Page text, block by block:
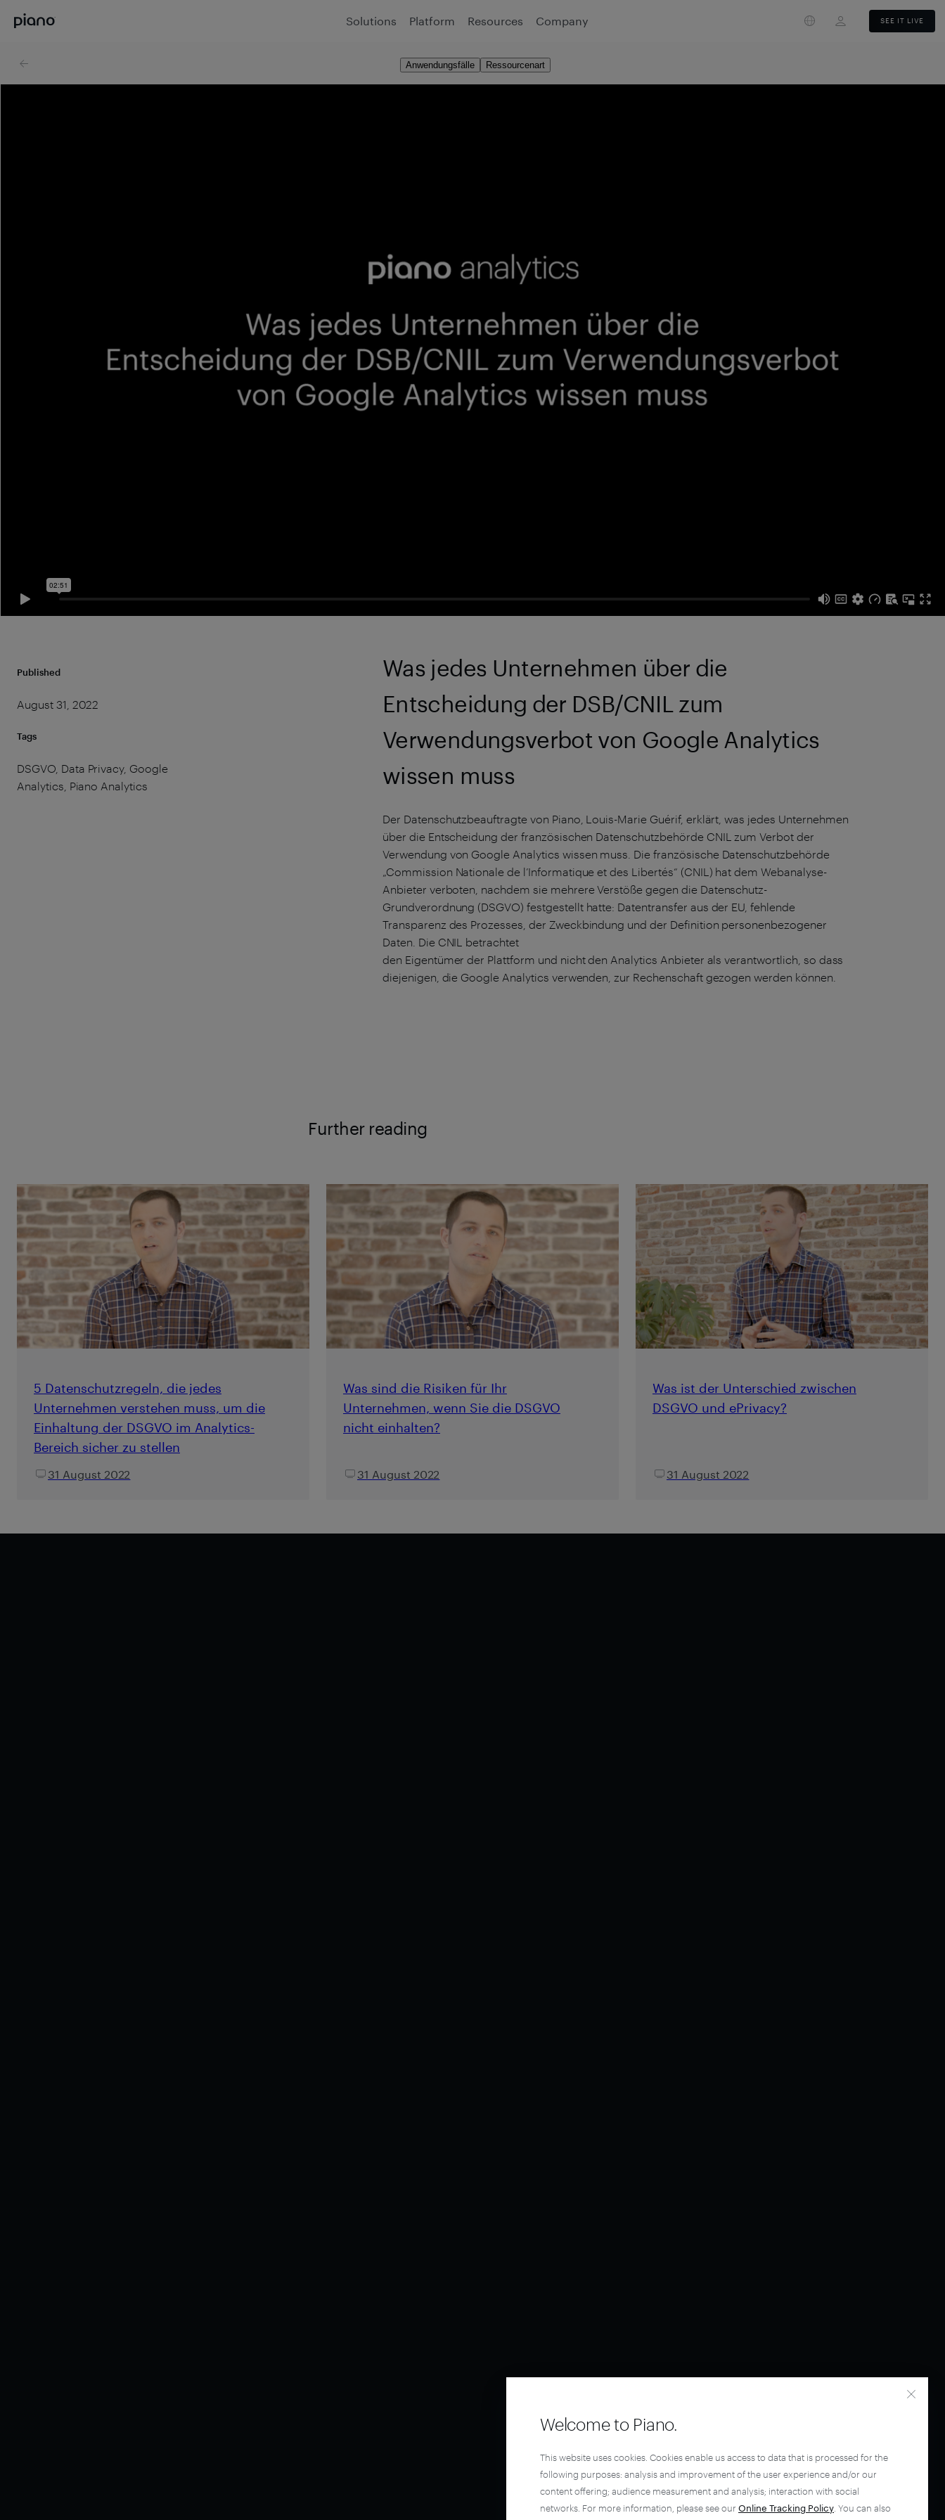
Ressourcenart
Anwendungsfälle
Published
August 31, 2022
Tags
DSGVO, Data Privacy, Google
Analytics, Piano Analytics
Was jedes Unternehmen über die
Entscheidung der DSB/CNIL zum
Verwendungsverbot von Google Analytics
wissen muss
Der Datenschutzbeauftragte von Piano, Louis-Marie Guérif, erklärt, was jedes Unternehmen
über die Entscheidung der französischen Datenschutzbehörde CNIL zum Verbot der
Verwendung von Google Analytics wissen muss. Die französische Datenschutzbehörde
„Commission Nationale de l’Informatique et des Libertés“ (CNIL) hat dem Webanalyse-
Anbieter verboten, nachdem sie mehrere Verstöße gegen die Datenschutz-
Grundverordnung (DSGVO) festgestellt hatte: Datentransfer aus der EU, fehlende
Transparenz des Prozesses, der Zweckbindung und der Definition personenbezogener
Daten. Die CNIL betrachtet
den Eigentümer der Plattform und nicht den Analytics Anbieter als verantwortlich, so dass
diejenigen, die Google Analytics verwenden, zur Rechenschaft gezogen werden können.
Further reading
5 Datenschutzregeln, die jedes
Unternehmen verstehen muss, um die
Einhaltung der DSGVO im Analytics-
Bereich sicher zu stellen
31 August 2022
Was sind die Risiken für Ihr
Unternehmen, wenn Sie die DSGVO
nicht einhalten?
31 August 2022
Was ist der Unterschied zwischen
DSGVO und ePrivacy?
31 August 2022
Solutions Platform Resources Company SEE IT LIVE
Welcome to Piano.
This website uses cookies. Cookies enable us access to data that is processed for the
following purposes: analysis and improvement of the user experience and/or our
content offering; audience measurement and analysis; interaction with social
networks. For more information, please see our Online Tracking Policy . You can also